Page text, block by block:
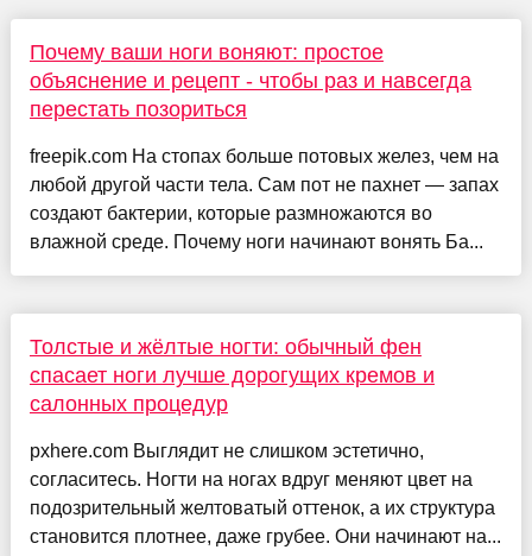
Почему ваши ноги воняют: простое
объяснение и рецепт - чтобы раз и навсегда
перестать позориться
freepik.com На стопах больше потовых желез, чем на
любой другой части тела. Сам пот не пахнет — запах
создают бактерии, которые размножаются во
влажной среде. Почему ноги начинают вонять Ба...
Толстые и жёлтые ногти: обычный фен
спасает ноги лучше дорогущих кремов и
салонных процедур
pxhere.com Выглядит не слишком эстетично,
согласитесь. Ногти на ногах вдруг меняют цвет на
подозрительный желтоватый оттенок, а их структура
становится плотнее, даже грубее. Они начинают на...